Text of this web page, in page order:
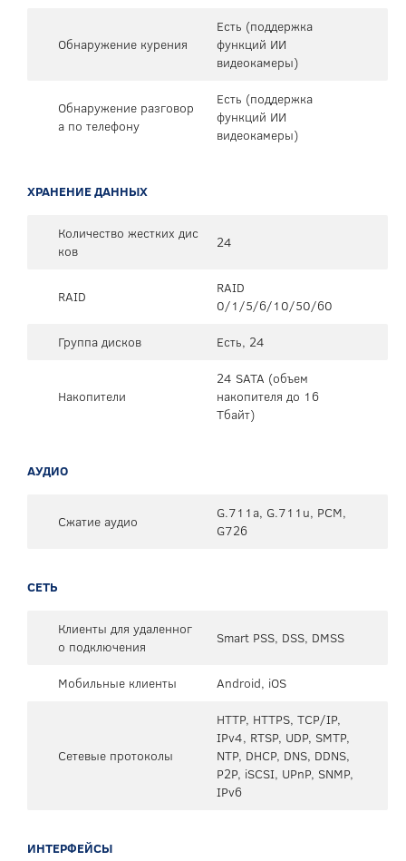
Обнаружение курения
Есть (поддержка
функций ИИ
видеокамеры)
Обнаружение разговор
а по телефону
Есть (поддержка
функций ИИ
видеокамеры)
ХРАНЕНИЕ ДАННЫХ
Количество жестких дис
ков
24
RAID
RAID
0/1/5/6/10/50/60
Группа дисков
Есть, 24
Накопители
24 SATA (объем
накопителя до 16
Тбайт)
АУДИО
Сжатие аудио
G.711a, G.711u, PCM,
G726
СЕТЬ
Клиенты для удаленног
о подключения
Smart PSS, DSS, DMSS
Мобильные клиенты Android, iOS
Сетевые протоколы
HTTP, HTTPS, TCP/IP,
IPv4, RTSP, UDP, SMTP,
NTP, DHCP, DNS, DDNS,
P2P, iSCSI, UPnP, SNMP,
IPv6
ИНТЕРФЕЙСЫ